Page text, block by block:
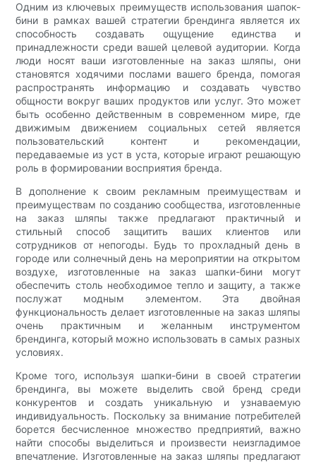
Одним из ключевых преимуществ использования шапок-
бини в рамках вашей стратегии брендинга является их
способность создавать ощущение единства и
принадлежности среди вашей целевой аудитории. Когда
люди носят ваши изготовленные на заказ шляпы, они
становятся ходячими послами вашего бренда, помогая
распространять информацию и создавать чувство
общности вокруг ваших продуктов или услуг. Это может
быть особенно действенным в современном мире, где
движимым движением социальных сетей является
пользовательский контент и рекомендации,
передаваемые из уст в уста, которые играют решающую
роль в формировании восприятия бренда.
В дополнение к своим рекламным преимуществам и
преимуществам по созданию сообщества, изготовленные
на заказ шляпы также предлагают практичный и
стильный способ защитить ваших клиентов или
сотрудников от непогоды. Будь то прохладный день в
городе или солнечный день на мероприятии на открытом
воздухе, изготовленные на заказ шапки-бини могут
обеспечить столь необходимое тепло и защиту, а также
послужат модным элементом. Эта двойная
функциональность делает изготовленные на заказ шляпы
очень практичным и желанным инструментом
брендинга, который можно использовать в самых разных
условиях.
Кроме того, используя шапки-бини в своей стратегии
брендинга, вы можете выделить свой бренд среди
конкурентов и создать уникальную и узнаваемую
индивидуальность. Поскольку за внимание потребителей
борется бесчисленное множество предприятий, важно
найти способы выделиться и произвести неизгладимое
впечатление. Изготовленные на заказ шляпы предлагают